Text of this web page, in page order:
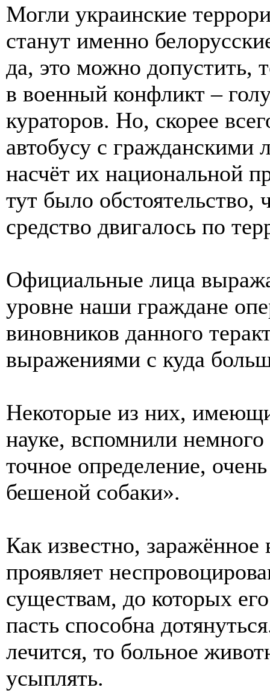
Могли украинские
станут именно
да, это можно допустить,
в военный конфликт –
кураторов. Но, скорее
автобусу с гражданскими
насчёт их национальной
тут было обстоятельство,
средство двигалось по
Официальные лица
уровне наши граждане
виновников данного
выражениями с куда
Некоторые из них,
науке, вспомнили
точное определение,
бешеной собаки».
Как известно,
проявляет
существам, до которых
пасть способна
лечится, то больное
усыплять.